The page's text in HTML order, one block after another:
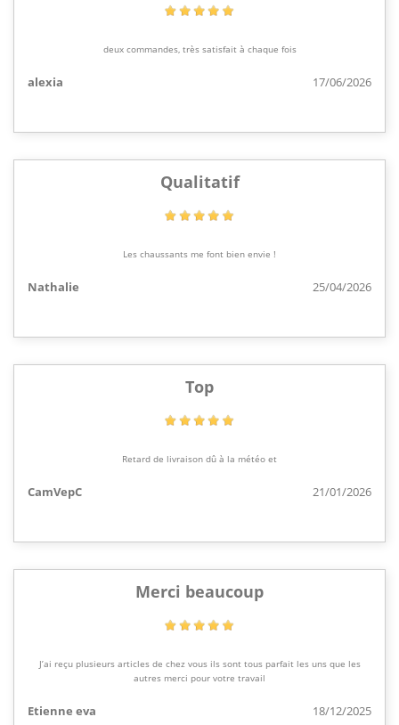
deux commandes, très satisfait à chaque fois
alexia 17/06/2026
Qualitatif
Les chaussants me font bien envie !
Nathalie 25/04/2026
Top
Retard de livraison dû à la météo et
CamVepC 21/01/2026
Merci beaucoup
J’ai reçu plusieurs articles de chez vous ils sont tous parfait les uns que les
autres merci pour votre travail
Etienne eva 18/12/2025